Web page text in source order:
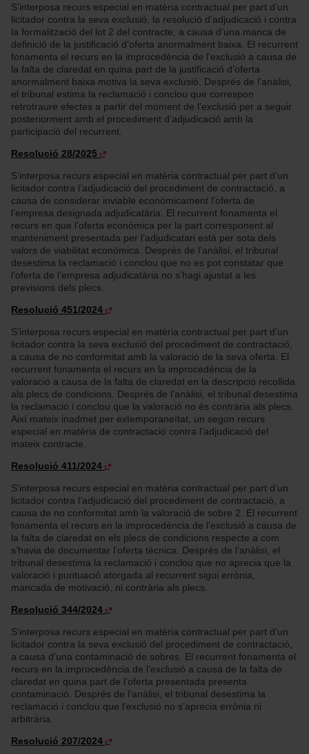
S’interposa recurs especial en matèria contractual per part d’un
licitador contra la seva exclusió, la resolució d’adjudicació i contra
la formalització del lot 2 del contracte, a causa d’una manca de
definició de la justificació d’oferta anormalment baixa. El recurrent
fonamenta el recurs en la improcedència de l’exclusió a causa de
la falta de claredat en quina part de la justificació d’oferta
anormalment baixa motiva la seva exclusió. Després de l’anàlisi,
el tribunal estima la reclamació i conclou que correspon
retrotraure efectes a partir del moment de l’exclusió per a seguir
posteriorment amb el procediment d’adjudicació amb la
participació del recurrent.
Resolució 28/2025
S’interposa recurs especial en matèria contractual per part d’un
licitador contra l’adjudicació del procediment de contractació, a
causa de considerar inviable econòmicament l’oferta de
l’empresa designada adjudicatària. El recurrent fonamenta el
recurs en que l’oferta econòmica per la part corresponent al
manteniment presentada per l’adjudicatari està per sota dels
valors de viabilitat econòmica. Després de l’anàlisi, el tribunal
desestima la reclamació i conclou que no es pot constatar que
l’oferta de l’empresa adjudicatària no s’hagi ajustat a les
previsions dels plecs.
Resolució 451/2024
S’interposa recurs especial en matèria contractual per part d’un
licitador contra la seva exclusió del procediment de contractació,
a causa de no conformitat amb la valoració de la seva oferta. El
recurrent fonamenta el recurs en la improcedència de la
valoració a causa de la falta de claredat en la descripció recollida
als plecs de condicions. Després de l’anàlisi, el tribunal desestima
la reclamació i conclou que la valoració no és contrària als plecs.
Així mateix inadmet per extemporaneïtat, un segon recurs
especial en matèria de contractació contra l’adjudicació del
mateix contracte.
Resolució 411/2024
S’interposa recurs especial en matèria contractual per part d’un
licitador contra l’adjudicació del procediment de contractació, a
causa de no conformitat amb la valoració de sobre 2. El recurrent
fonamenta el recurs en la improcedència de l’exclusió a causa de
la falta de claredat en els plecs de condicions respecte a com
s’havia de documentar l’oferta tècnica. Després de l’anàlisi, el
tribunal desestima la reclamació i conclou que no aprecia que la
valoració i puntuació atorgada al recurrent sigui errònia,
mancada de motivació, ni contrària als plecs.
Resolució 344/2024
S’interposa recurs especial en matèria contractual per part d’un
licitador contra la seva exclusió del procediment de contractació,
a causa d’una contaminació de sobres. El recurrent fonamenta el
recurs en la improcedència de l’exclusió a causa de la falta de
claredat en quina part de l’oferta presentada presenta
contaminació. Després de l’anàlisi, el tribunal desestima la
reclamació i conclou que l’exclusió no s’aprecia errònia ni
arbitrària.
Resolució 207/2024